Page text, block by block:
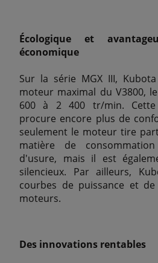
Écologique et
économique
Sur la série MGX III,
moteur maximal du V3800,
600 à 2 400 tr/min. Cette
procure encore plus de
seulement le moteur tire
matière de
d'usure, mais il est
silencieux. Par ailleurs,
courbes de puissance et
moteurs.
Des innovations rentables